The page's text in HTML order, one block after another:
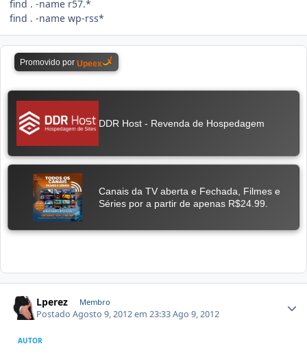
find . -name r57.*
find . -name wp-rss*
Lperez Membro
PostadoAgosto 9, 2012 em 23:33Ago 9, 2012
AUTOR